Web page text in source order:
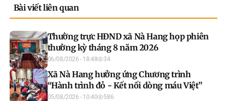
Bài viết liên quan
Thường trực HĐND xã Nà Hang họp phiên
thường kỳ tháng 8 năm 2026
06/08/2026 - 18:48 34
Xã Nà Hang hưởng ứng Chương trình
“Hành trình đỏ - Kết nối dòng máu Việt”
05/08/2026 - 10:40 586